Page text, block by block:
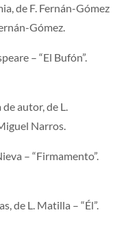
de F. Fernán-Gómez
Gómez.
– “El Bufón”.
autor, de L.
Narros.
– “Firmamento”.
de L. Matilla – “Él”.